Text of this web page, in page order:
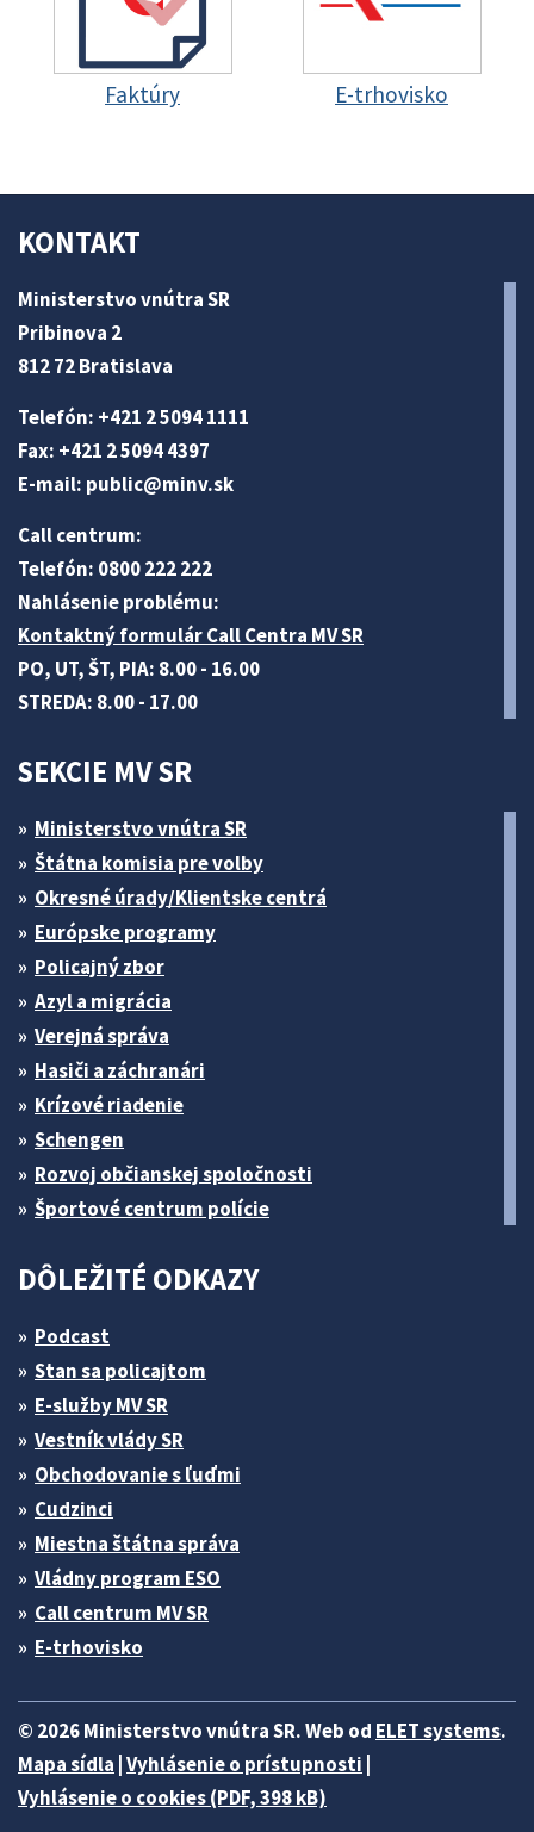
Faktúry E-trhovisko
KONTAKT
Ministerstvo vnútra SR
Pribinova 2
812 72 Bratislava
Telefón: +421 2 5094 1111
Fax: +421 2 5094 4397
E-mail: public@minv.sk
Call centrum:
Telefón: 0800 222 222
Nahlásenie problému:
Kontaktný formulár Call Centra MV SR
PO, UT, ŠT, PIA: 8.00 - 16.00
STREDA: 8.00 - 17.00
SEKCIE MV SR
Ministerstvo vnútra SR
Štátna komisia pre volby
Okresné úrady/Klientske centrá
Európske programy
Policajný zbor
Azyl a migrácia
Verejná správa
Hasiči a záchranári
Krízové riadenie
Schengen
Rozvoj občianskej spoločnosti
Športové centrum polície
DÔLEŽITÉ ODKAZY
Podcast
Stan sa policajtom
E-služby MV SR
Vestník vlády SR
Obchodovanie s ľuďmi
Cudzinci
Miestna štátna správa
Vládny program ESO
Call centrum MV SR
E-trhovisko
© 2026 Ministerstvo vnútra SR. Web od ELET systems.
Mapa sídla Vyhlásenie o prístupnosti
Vyhlásenie o cookies (PDF, 398 kB)